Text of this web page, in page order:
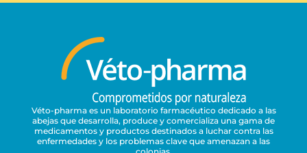
Véto-pharma es un laboratorio farmacéutico dedicado a las
abejas que desarrolla, produce y comercializa una gama de
medicamentos y productos destinados a luchar contra las
enfermedades y los problemas clave que amenazan a las